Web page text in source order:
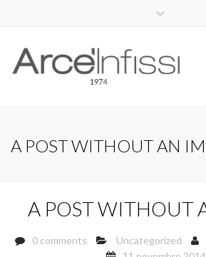
A POST WITHOUT AN
A POST WITHOUT
0 comments Uncategorized